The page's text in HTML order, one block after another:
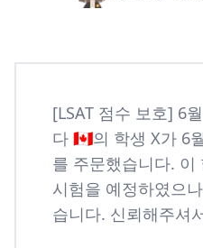
[LSAT 점수 보호] 6
다 🇨🇦의 학생 X가 6
를 주문했습니다. 이
시험을 예정하였으
습니다. 신뢰해주셔